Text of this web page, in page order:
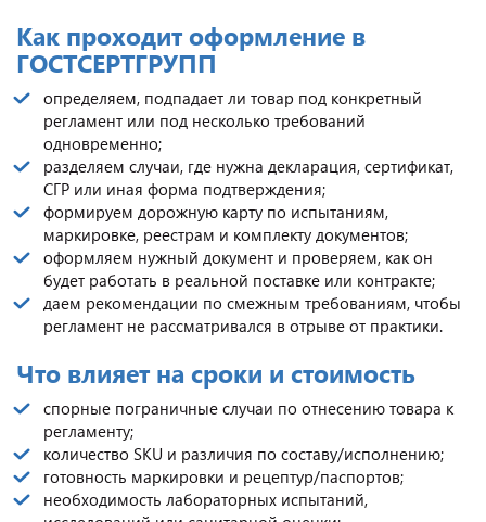
Как проходит оформление в
ГОСТСЕРТГРУПП
определяем, подпадает ли товар под конкретный
регламент или под несколько требований
одновременно;
разделяем случаи, где нужна декларация, сертификат,
СГР или иная форма подтверждения;
формируем дорожную карту по испытаниям,
маркировке, реестрам и комплекту документов;
оформляем нужный документ и проверяем, как он
будет работать в реальной поставке или контракте;
даем рекомендации по смежным требованиям, чтобы
регламент не рассматривался в отрыве от практики.
Что влияет на сроки и стоимость
спорные пограничные случаи по отнесению товара к
регламенту;
количество SKU и различия по составу/исполнению;
готовность маркировки и рецептур/паспортов;
необходимость лабораторных испытаний,